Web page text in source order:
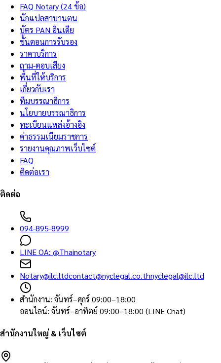
FAQ Notary (24 ข้อ)
นักแปลสาบานตน
บัตร PAN อินเดีย
ขั้นตอนการรับรอง
ราคาบริการ
ถาม-ตอบเสียง
พื้นที่ให้บริการ
เกี่ยวกับเรา
ทีมบรรณาธิการ
นโยบายบรรณาธิการ
ทะเบียนแหล่งอ้างอิง
ค่าธรรมเนียมราชการ
รายงานคุณภาพเว็บไซต์
FAQ
ติดต่อเรา
ติดต่อ
094-895-8999
LINE OA: @Thainotary
Notary@ilc.ltdcontact@nyclegal.co.thnyclegal@ilc.ltd
สำนักงาน: จันทร์–ศุกร์ 09:00–18:00
ออนไลน์: จันทร์–อาทิตย์ 09:00–18:00 (LINE Chat)
สำนักงานใหญ่ & เว็บไซต์